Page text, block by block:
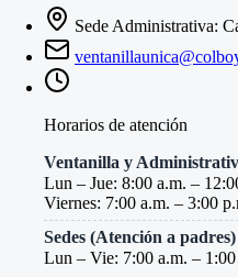
Sede Administrativa:
Horarios de atención
Ventanilla y
Lun – Jue: 8:00 a.m. –
Viernes: 7:00 a.m. – 3:00
Sedes (Atención a padres)
Lun – Vie: 7:00 a.m. –